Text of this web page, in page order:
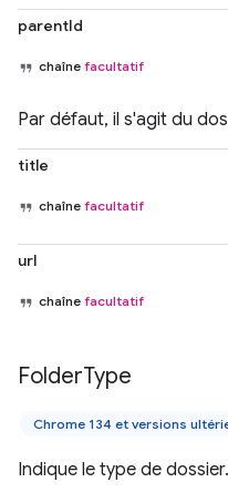
parentId
chaîne facultatif
Par défaut, il s'agit du
title
chaîne facultatif
url
chaîne facultatif
FolderType
Chrome 134 et versions
Indique le type de dossier.